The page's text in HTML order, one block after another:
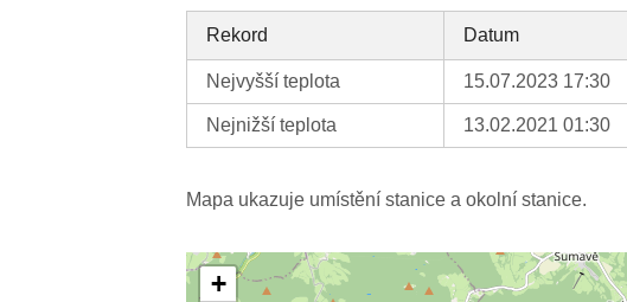
Rekord Datum
Nejvyšší teplota 15.07.2023 17:30
Nejnižší teplota 13.02.2021 01:30
Mapa ukazuje umístění stanice a okolní stanice.
+